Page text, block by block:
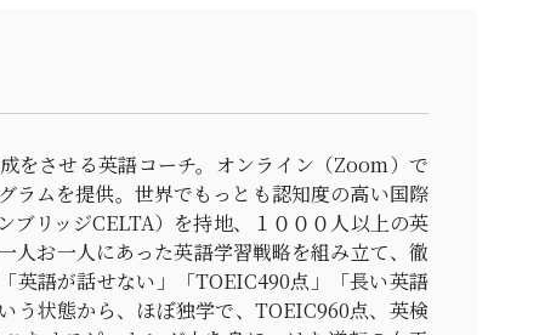
をさせる英語コーチ。オンライン（Zoom）で
ラムを提供。世界でもっとも認知度の高い国際
ブリッジCELTA）を持地、１０００人以上の英
人お一人にあった英語学習戦略を組み立て、徹
英語が話せない」「TOEIC490点」「長い英語
う状態から、ほぼ独学で、TOEIC960点、英検